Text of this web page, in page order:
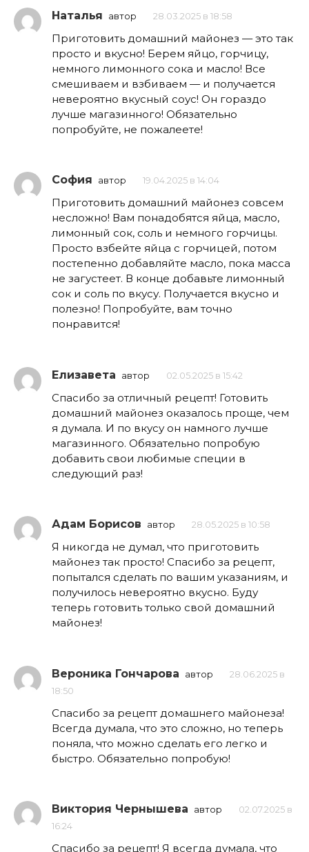
Наталья автор 28.03.2025 в 18:58
Приготовить домашний майонез — это так
просто и вкусно! Берем яйцо, горчицу,
немного лимонного сока и масло! Все
смешиваем и взбиваем — и получается
невероятно вкусный соус! Он гораздо
лучше магазинного! Обязательно
попробуйте, не пожалеете!
София автор 19.04.2025 в 14:04
Приготовить домашний майонез совсем
несложно! Вам понадобятся яйца, масло,
лимонный сок, соль и немного горчицы.
Просто взбейте яйца с горчицей, потом
постепенно добавляйте масло, пока масса
не загустеет. В конце добавьте лимонный
сок и соль по вкусу. Получается вкусно и
полезно! Попробуйте, вам точно
понравится!
Елизавета автор 02.05.2025 в 15:42
Спасибо за отличный рецепт! Готовить
домашний майонез оказалось проще, чем
я думала. И по вкусу он намного лучше
магазинного. Обязательно попробую
добавить свои любимые специи в
следующий раз!
Адам Борисов автор 28.05.2025 в 10:58
Я никогда не думал, что приготовить
майонез так просто! Спасибо за рецепт,
попытался сделать по вашим указаниям, и
получилось невероятно вкусно. Буду
теперь готовить только свой домашний
майонез!
Вероника Гончарова автор
28.06.2025 в
18:50
Спасибо за рецепт домашнего майонеза!
Всегда думала, что это сложно, но теперь
поняла, что можно сделать его легко и
быстро. Обязательно попробую!
Виктория Чернышева автор
02.07.2025 в
16:24
Спасибо за рецепт! Я всегда думала, что